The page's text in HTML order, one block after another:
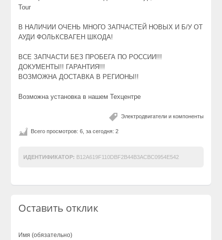
Tour
В НАЛИЧИИ ОЧЕНЬ МНОГО ЗАПЧАСТЕЙ НОВЫХ И Б/У ОТ
АУДИ ФОЛЬКСВАГЕН ШКОДА!
ВСЕ ЗАПЧАСТИ БЕЗ ПРОБЕГА ПО РОССИИ!!!
ДОКУМЕНТЫ!! ГАРАНТИЯ!!!
ВОЗМОЖНА ДОСТАВКА В РЕГИОНЫ!!
Возможна установка в нашем Техцентре
Электродвигатели и компоненты
Всего просмотров: 6, за сегодня: 2
ИДЕНТИФИКАТОР: B12A619F110DBF2B44B3ACBC0954E542
Оставить отклик
Имя (обязательно)